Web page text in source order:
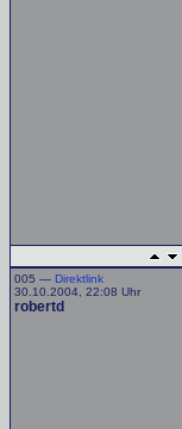
005 — Direktlink
30.10.2004, 22:08 Uhr
robertd